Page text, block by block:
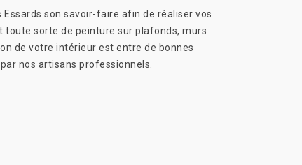
son savoir-faire afin de réaliser vos
toute sorte de peinture sur plafonds, murs
de votre intérieur est entre de bonnes
nos artisans professionnels.